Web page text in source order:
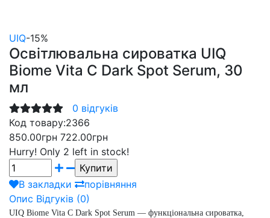
UIQ-15%
Освітлювальна сироватка UIQ
Biome Vita C Dark Spot Serum, 30
мл
0 відгуків
Код товару:2366
850.00грн 722.00грн
Hurry! Only 2 left in stock!
В закладки
порівняння
Опис Відгуків (0)
UIQ Biome Vita C Dark Spot Serum — функціональна сироватка,